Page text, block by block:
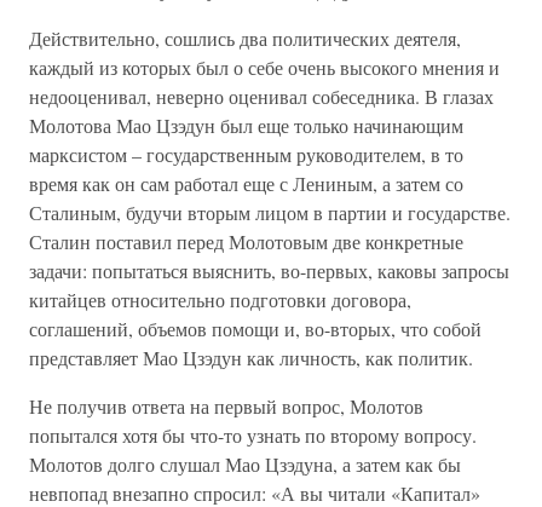
Действительно, сошлись два политических деятеля,
каждый из которых был о себе очень высокого мнения и
недооценивал, неверно оценивал собеседника. В глазах
Молотова Мао Цзэдун был еще только начинающим
марксистом – государственным руководителем, в то
время как он сам работал еще с Лениным, а затем со
Сталиным, будучи вторым лицом в партии и государстве.
Сталин поставил перед Молотовым две конкретные
задачи: попытаться выяснить, во-первых, каковы запросы
китайцев относительно подготовки договора,
соглашений, объемов помощи и, во-вторых, что собой
представляет Мао Цзэдун как личность, как политик.
Не получив ответа на первый вопрос, Молотов
попытался хотя бы что-то узнать по второму вопросу.
Молотов долго слушал Мао Цзэдуна, а затем как бы
невпопад внезапно спросил: «А вы читали «Капитал»